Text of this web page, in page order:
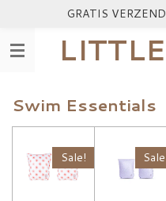
naar
GRATIS
Swim Essentials
Sale!